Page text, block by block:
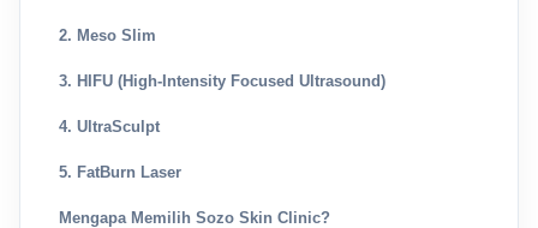
2. Meso Slim
3. HIFU (High-Intensity Focused Ultrasound)
4. UltraSculpt
5. FatBurn Laser
Mengapa Memilih Sozo Skin Clinic?